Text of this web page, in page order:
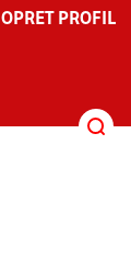
OPRET PROFIL